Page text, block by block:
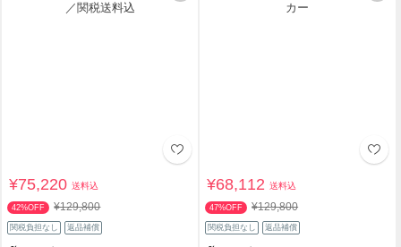
¥75,220送料込
42%OFF ¥129,800
関税負担なし 返品補償
¥68,112送料込
47%OFF ¥129,800
関税負担なし 返品補償